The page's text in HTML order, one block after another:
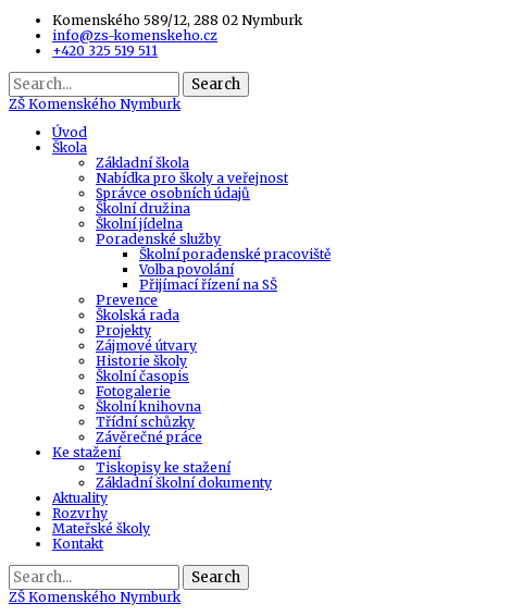
Komenského 589/12, 288 02 Nymburk
info@zs-komenskeho.cz
+420 325 519 511
Search
ZŠ Komenského Nymburk
Úvod
Škola
Základní škola
Nabídka pro školy a veřejnost
Správce osobních údajů
Školní družina
Školní jídelna
Poradenské služby
Školní poradenské pracoviště
Volba povolání
Přijímací řízení na SŠ
Prevence
Školská rada
Projekty
Zájmové útvary
Historie školy
Školní časopis
Fotogalerie
Školní knihovna
Třídní schůzky
Závěrečné práce
Ke stažení
Tiskopisy ke stažení
Základní školní dokumenty
Aktuality
Rozvrhy
Mateřské školy
Kontakt
Search
ZŠ Komenského Nymburk